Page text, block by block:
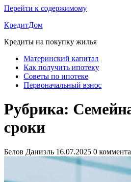
Перейти к содержимому
КредитДом
Кредиты на покупку жилья
Материнский капитал
Как получить ипотеку
Советы по ипотеке
Первоначальный взнос
Рубрика:
сроки
Белов Даниэль 16.07.2025 0